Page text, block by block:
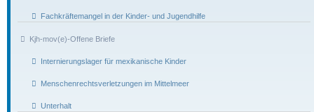
Fachkräftemangel in der Kinder- und Jugendhilfe
Kjh-mov(e)-Offene Briefe
Internierungslager für mexikanische Kinder
Menschenrechtsverletzungen im Mittelmeer
Unterhalt